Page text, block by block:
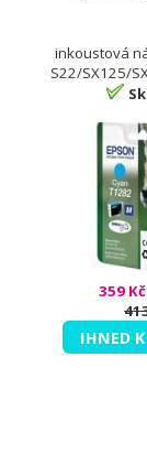
inkoustová
S22/SX125/
359 Kč
IHNED